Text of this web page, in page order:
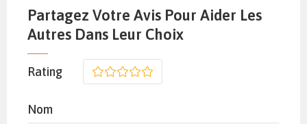
Partagez Votre Avis Pour Aider Les
Autres Dans Leur Choix
Rating 5
4
3
2
Nom